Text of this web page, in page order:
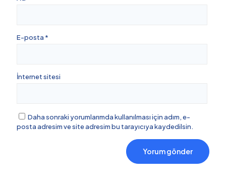
E-posta *
İnternet sitesi
Daha sonraki yorumlarımda kullanılması için adım, e-
posta adresim ve site adresim bu tarayıcıya kaydedilsin.